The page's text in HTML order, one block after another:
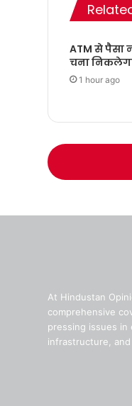
ATM से पैसा
चना
1 hour ago
At Hindustan
comprehensive
pressing issues in
infrastructure,